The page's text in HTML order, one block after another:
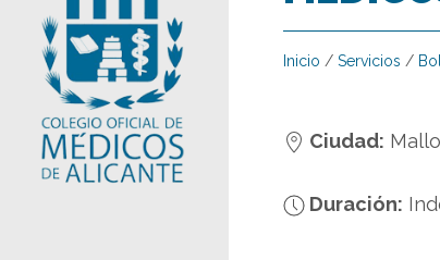
Inicio / Servicios /
Ciudad:
Duración: